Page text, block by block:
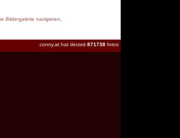
Bildergalerie navigieren.
conny.at hat derzeit 871738 fotos